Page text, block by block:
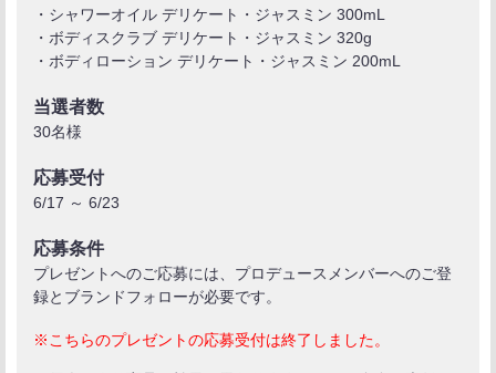
・シャワーオイル デリケート・ジャスミン 300mL
・ボディスクラブ デリケート・ジャスミン 320g
・ボディローション デリケート・ジャスミン 200mL
当選者数
30名様
応募受付
6/17 ～ 6/23
応募条件
プレゼントへのご応募には、プロデュースメンバーへのご登
録とブランドフォローが必要です。
※こちらのプレゼントの応募受付は終了しました。